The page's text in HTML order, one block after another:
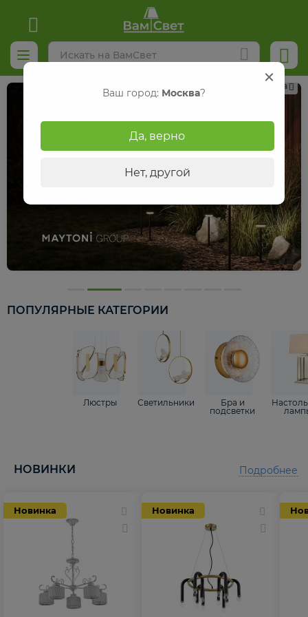
Реклама
ПОПУЛЯРНЫЕ КАТЕГОРИИ
Люстры Светильники
Бра и
подсветки
НОВИНКИ
Новинка Новинка
Подробнее
Ваш город: Москва?
Да, верно
Нет, другой